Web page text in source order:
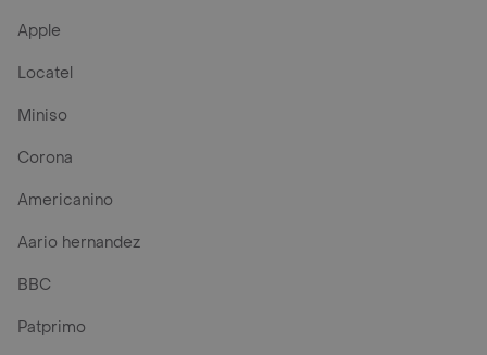
Apple
Locatel
Miniso
Corona
Americanino
Aario hernandez
BBC
Patprimo